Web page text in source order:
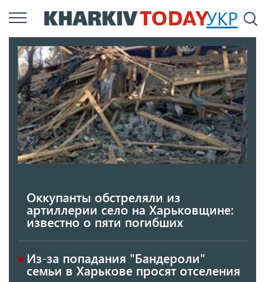
Перейти
к
содержанию
УКР
Оккупанты обстреляли из
артиллерии село на Харьковщине:
известно о пяти погибших
Из-за попадания "Бандероли"
семьи в Харькове просят отселения